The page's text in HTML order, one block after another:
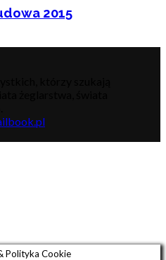
2015
Polityka Cookie